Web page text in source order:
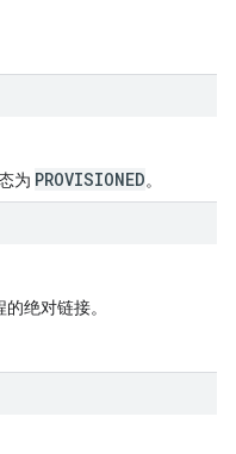
为 PROVISIONED。
绝对链接。